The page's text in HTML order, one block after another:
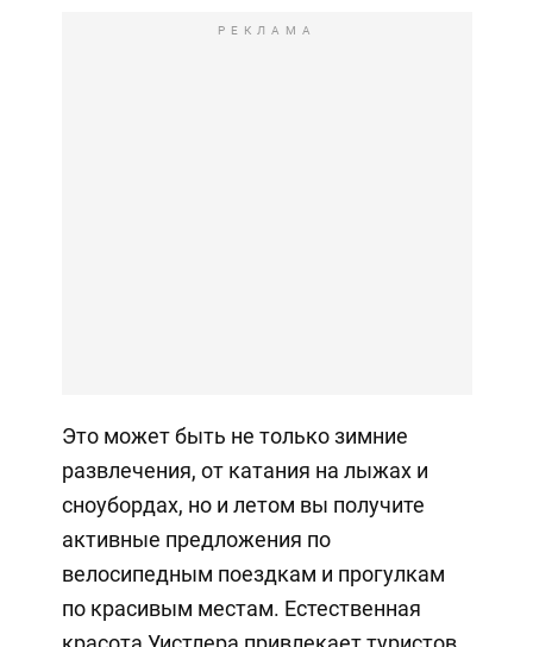
РЕКЛАМА
Это может быть не только зимние
развлечения, от катания на лыжах и
сноубордах, но и летом вы получите
активные предложения по
велосипедным поездкам и прогулкам
по красивым местам. Естественная